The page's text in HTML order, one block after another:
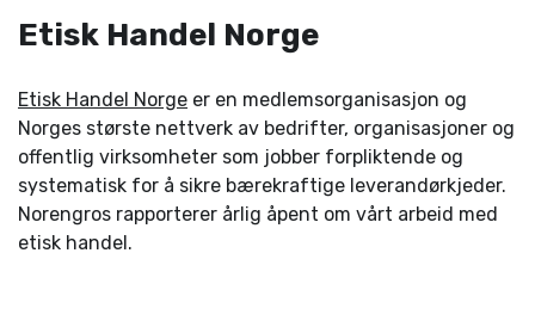
Etisk Handel Norge
Etisk Handel Norge er en medlems­organisasjon og
Norges største nett­verk av bedrifter, organisasjoner og
offentlig virksomheter som jobber forpliktende og
systematisk for å sikre bærekraftige leverandørkjeder.
Norengros rapporterer årlig åpent om vårt arbeid med
etisk handel.